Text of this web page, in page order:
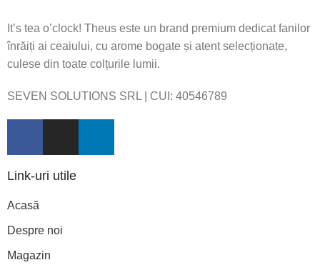
It’s tea o’clock! Theus este un brand premium dedicat fanilor
înrăiți ai ceaiului, cu arome bogate și atent selecționate,
culese din toate colțurile lumii.
SEVEN SOLUTIONS SRL | CUI:40546789
Link-uri utile
Acasă
Despre noi
Magazin